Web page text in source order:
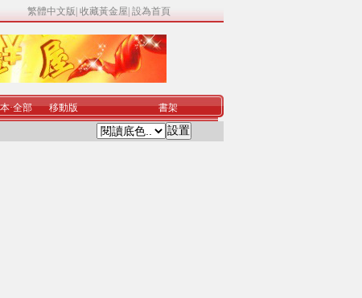
繁體中文版 收藏黃金屋 設為首頁
·全部 移動版 書架